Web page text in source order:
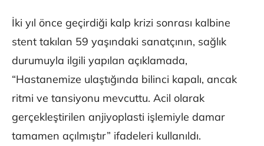
İki yıl önce geçirdiği kalp krizi sonrası kalbine
stent takılan 59 yaşındaki sanatçının, sağlık
durumuyla ilgili yapılan açıklamada,
“Hastanemize ulaştığında bilinci kapalı, ancak
ritmi ve tansiyonu mevcuttu. Acil olarak
gerçekleştirilen anjiyoplasti işlemiyle damar
tamamen açılmıştır” ifadeleri kullanıldı.